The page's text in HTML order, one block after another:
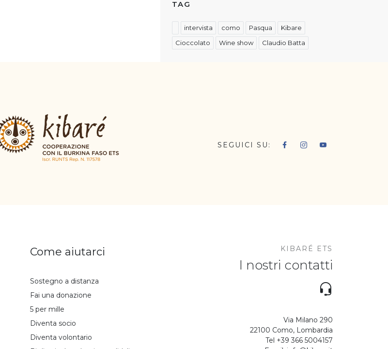
TAG
intervista como Pasqua
Kibare
Cioccolato
Wine show Claudio Batta
SEGUICI SU:
Come aiutarci
Sostegno a distanza
Fai una donazione
5 per mille
Diventa socio
Diventa volontario
KIBARÉ ETS
I nostri contatti
Via Milano 290
22100 Como, Lombardia
Tel +39 366 5004157